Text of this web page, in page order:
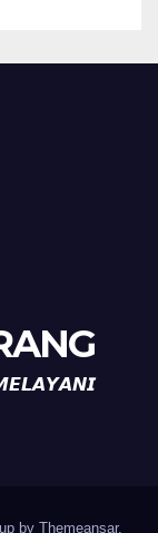
by Themeansar.